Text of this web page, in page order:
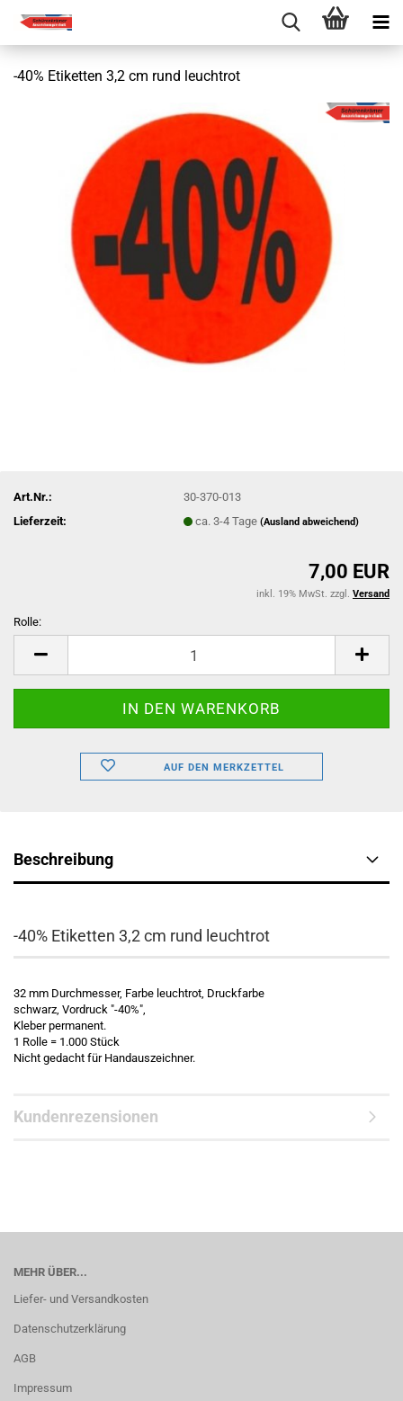
-40% Etiketten 3,2 cm rund leuchtrot
Art.Nr.:
30-370-013
Lieferzeit:
ca. 3-4 Tage(Ausland abweichend)
7,00 EUR
inkl. 19% MwSt. zzgl. Versand
Rolle:
AUF DEN MERKZETTEL
Beschreibung
-40% Etiketten 3,2 cm rund leuchtrot
32 mm Durchmesser, Farbe leuchtrot, Druckfarbe
schwarz, Vordruck "-40%",
Kleber permanent.
1 Rolle = 1.000 Stück
Nicht gedacht für Handauszeichner.
Kundenrezensionen
MEHR ÜBER...
Liefer- und Versandkosten
Datenschutzerklärung
AGB
Impressum